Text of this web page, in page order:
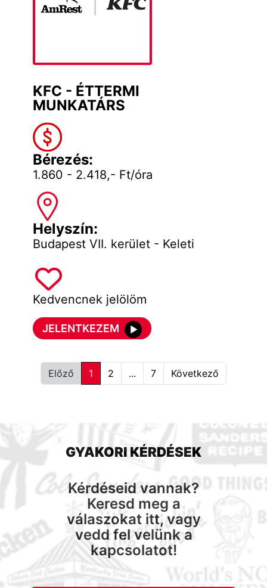
KFC - ÉTTERMI
MUNKATÁRS
Bérezés:
1.860 - 2.418,- Ft/óra
Helyszín:
Budapest VII. kerület - Keleti
Kedvencnek jelölöm
JELENTKEZEM
Előző 1 2 ... 7 Következő
GYAKORI KÉRDÉSEK
Kérdéseid vannak?
Keresd meg a
válaszokat itt, vagy
vedd fel velünk a
kapcsolatot!